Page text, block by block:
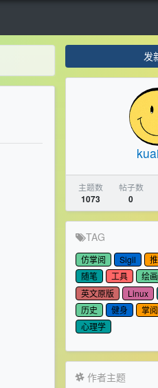
发
主题数
1073
帖子数
0
TAG
仿掌阅 Sigil
随笔
工具 绘画
英文原版
Linux
历史
健身 掌阅
心理学
作者主题